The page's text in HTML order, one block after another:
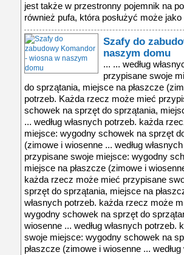
jest także w przestronny pojemnik na
również pufa, która posłużyć może
Szafy do
naszym domu
... ... według
przypisane swoje
do sprzątania, miejsce na płaszcze
potrzeb. Każda rzecz może mieć
schowek na sprzęt do sprzątania,
... według własnych potrzeb. każda
miejsce: wygodny schowek na sprzęt
(zimowe i wiosenne ... według
przypisane swoje miejsce: wygodny
miejsce na płaszcze (zimowe i
każda rzecz może mieć przypisane
sprzęt do sprzątania, miejsce na
własnych potrzeb. każda rzecz może
wygodny schowek na sprzęt do
wiosenne ... według własnych
swoje miejsce: wygodny schowek na
płaszcze (zimowe i wiosenne ...